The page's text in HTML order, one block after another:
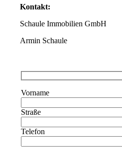
Kontakt:
Schaule Immobilien GmbH
Armin Schaule
Vorname
Straße
Telefon